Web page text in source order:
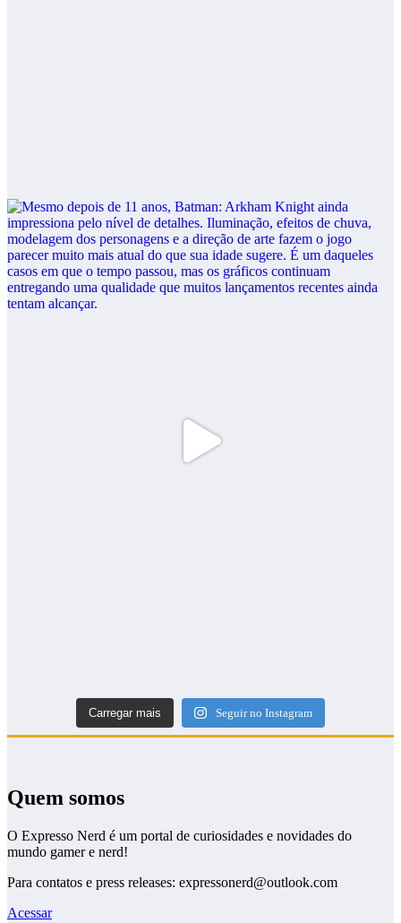
Carregar mais Seguir no Instagram
Quem somos
O Expresso Nerd é um portal de curiosidades e novidades do
mundo gamer e nerd!
Para contatos e press releases: expressonerd@outlook.com
Acessar